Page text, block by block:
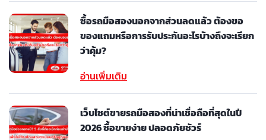
ซื้อรถมือสองนอกจากส่วนลดแล้ว ต้องขอ
ของแถมหรือการรับประกันอะไรบ้างถึงจะเรียก
ว่าคุ้ม?
อ่านเพิ่มเติม
เว็บไซต์ขายรถมือสองที่น่าเชื่อถือที่สุดในปี
2026 ซื้อขายง่าย ปลอดภัยชัวร์